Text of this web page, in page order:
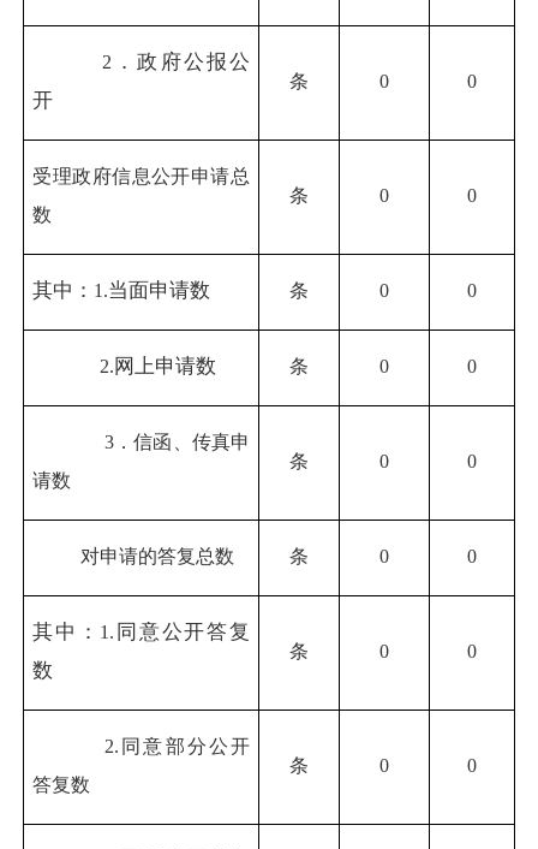
2 ．政府公报公
开
条 0 0
受理政府信息公开申请总
数
条 0 0
其中： 1.当面申请数 条 0 0
2.网上申请数 条 0 0
3 ．信函、传真申
请数
条 0 0
对申请的答复总数 条 0 0
其中： 1. 同意公开答复
数
条 0 0
2. 同意部分公开
答复数
条 0 0